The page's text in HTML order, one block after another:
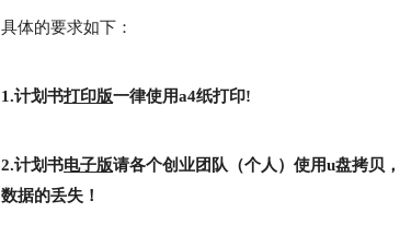
具体的要求如下：
1.计划书打印版一律使用a4纸打印!
2.计划书电子版请各个创业团队（个人）使用u盘拷贝
数据的丢失！